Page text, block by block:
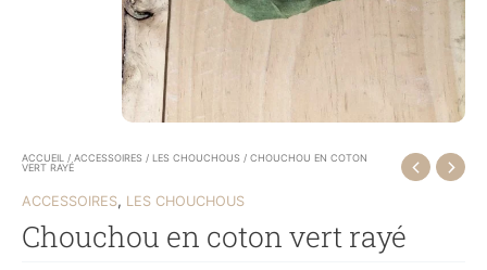
ACCUEIL / ACCESSOIRES / LES CHOUCHOUS / CHOUCHOU EN COTON
VERT RAYÉ
ACCESSOIRES, LES CHOUCHOUS
Chouchou en coton vert rayé